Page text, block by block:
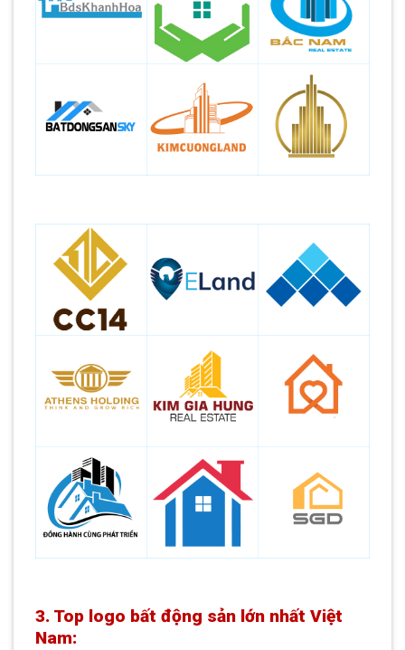
3. Top logo bất động sản lớn nhất Việt
Nam: